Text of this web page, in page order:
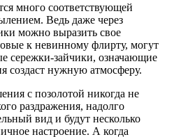
много соответствующей
Ведь даже через
можно выразить свое
к невинному флирту, могут
сережки-зайчики, означающие
создаст нужную атмосферу.
с позолотой никогда не
раздражения, надолго
вид и будут несколько
настроение. А когда